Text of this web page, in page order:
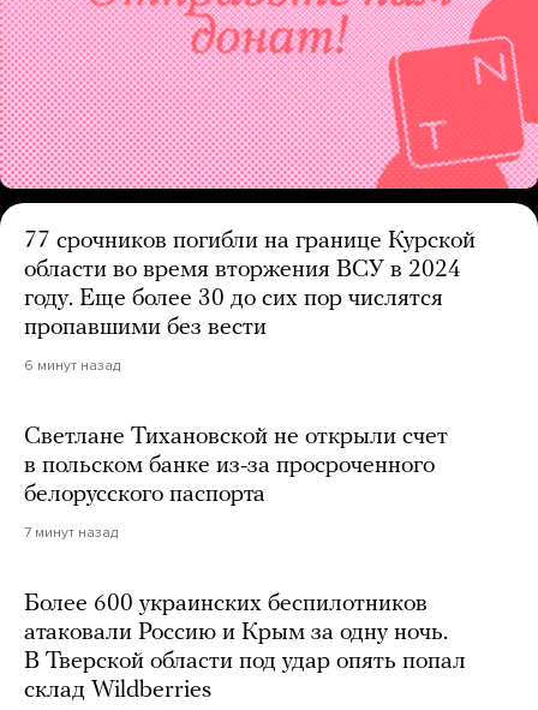
77 срочников погибли на границе Курской
области во время вторжения ВСУ в 2024
году. Еще более 30 до сих пор числятся
пропавшими без вести
6 минут назад
Светлане Тихановской не открыли счет
в польском банке из-за просроченного
белорусского паспорта
7 минут назад
Более 600 украинских беспилотников
атаковали Россию и Крым за одну ночь.
В Тверской области под удар опять попал
склад Wildberries